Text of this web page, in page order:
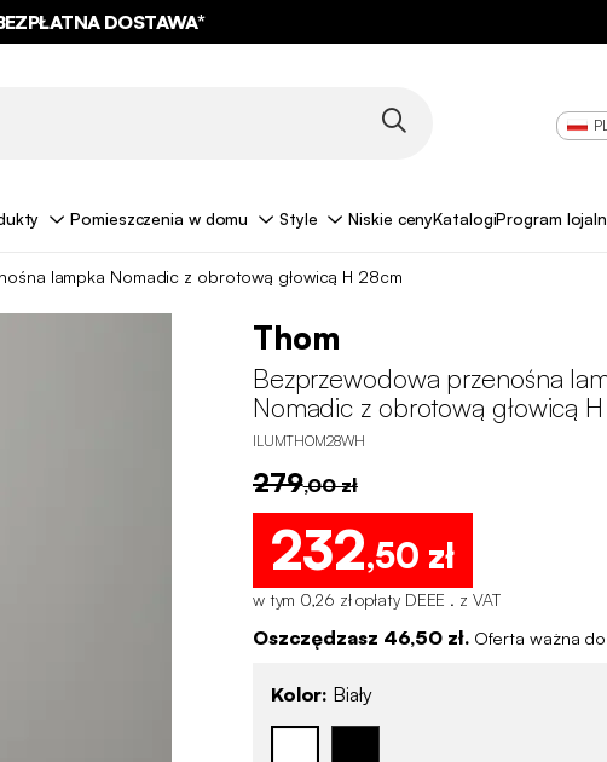
DOSTAWA*
Pomieszczenia w domu Style Niskie cenyKatalogiProgram
lampka Nomadic z obrotową głowicą H 28cm
Thom
Bezprzewodowa przenośna
Nomadic z obrotową głowicą
ILUMTHOM28WH
279,00 zł
232,50 zł
w tym 0,26 zł opłaty DEEE . z VAT
Oszczędzasz 46,50 zł. Oferta ważna
Kolor: Biały